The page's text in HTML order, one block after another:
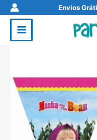
Skip
content
Envios